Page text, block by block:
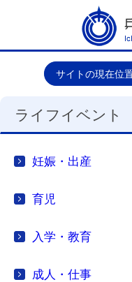
サイトの現在位
ライフイベント
妊娠・出産
育児
入学・教育
成人・仕事